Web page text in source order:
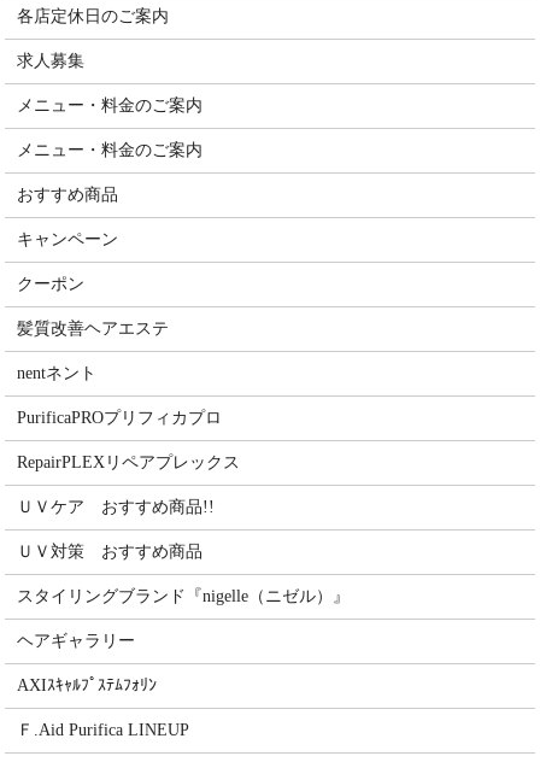
各店定休日のご案内
求人募集
メニュー・料金のご案内
メニュー・料金のご案内
おすすめ商品
キャンペーン
クーポン
髪質改善ヘアエステ
nentネント
PurificaPROプリフィカプロ
RepairPLEXリペアプレックス
ＵＶケア おすすめ商品!!
ＵＶ対策 おすすめ商品
スタイリングブランド『nigelle（ニゼル）』
ヘアギャラリー
AXIｽｷｬﾙﾌﾟｽﾃﾑﾌｫﾘﾝ
Ｆ.Aid Purifica LINEUP